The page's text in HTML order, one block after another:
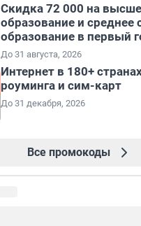
Скидка 72 000 на
образование и среднее
образование в первый
До 31 августа, 2026
Интернет в 180+
роуминга и сим-карт
До 31 декабря, 2026
Все промокоды